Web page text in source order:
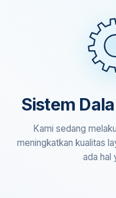
Sistem
Kami sedang
meningkatkan kualitas
ada hal